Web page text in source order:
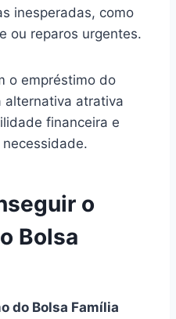
inesperadas, como
ou reparos urgentes.
o empréstimo do
alternativa atrativa
financeira e
o
Bolsa
do Bolsa Família